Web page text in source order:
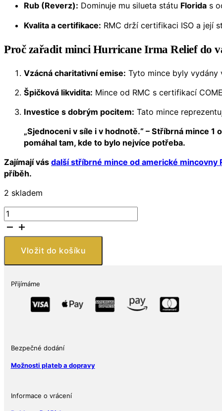
Rub (Reverz): Dominuje mu silueta státu Florida s
Kvalita a certifikace: RMC drží certifikaci ISO a její
Proč zařadit minci Hurricane Irma Relief do
Vzácná charitativní emise: Tyto mince byly vydány
Špičková likvidita: Mince od RMC s certifikací
Investice s dobrým pocitem: Tato mince
„Sjednoceni v síle i v hodnotě.“ – Stříbrná mince
pomáhal tam, kde to bylo nejvíce potřeba.
Zajímají vás další stříbrné mince od americké
příběh.
2 skladem
RMC
–
1
Hurricane
Ag
999
Charitativní
množství
Vložit do košíku
Přijímáme
Bezpečné dodání
Možnosti plateb a dopravy
Informace o vrácení